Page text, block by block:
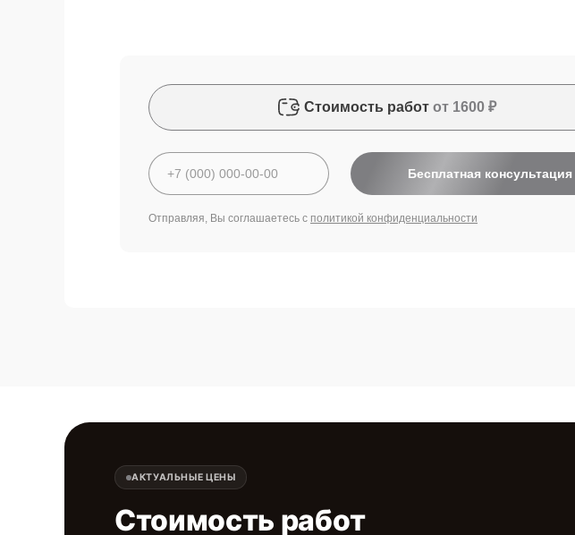
Стоимость работ от 1600 ₽
Бесплатная консультация
Отправляя, Вы соглашаетесь с политикой конфиденциальности
АКТУАЛЬНЫЕ ЦЕНЫ
Стоимость работ